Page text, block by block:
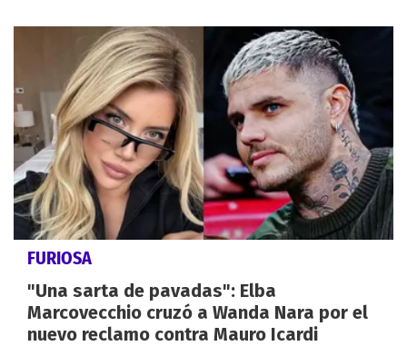
FURIOSA
"Una sarta de pavadas": Elba
Marcovecchio cruzó a Wanda Nara por el
nuevo reclamo contra Mauro Icardi